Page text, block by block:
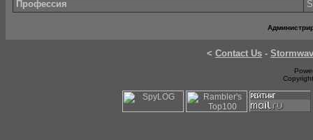
Профессия
< Contact Us -